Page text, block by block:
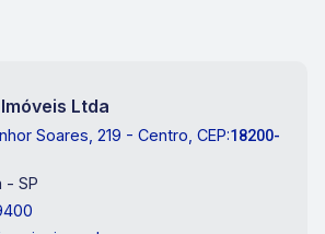
Ltda
Soares, 219 - Centro, CEP:18200-
- SP